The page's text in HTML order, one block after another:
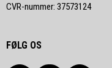
CVR-nummer: 37573124
FØLG OS